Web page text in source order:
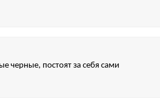
черные, постоят за себя сами